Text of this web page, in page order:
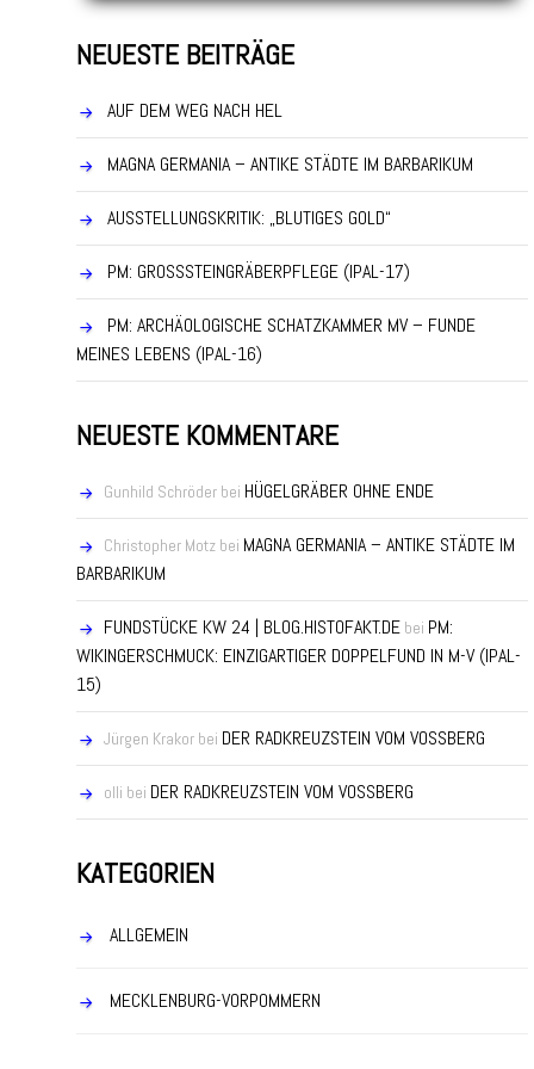
NEUESTE BEITRÄGE
AUF DEM WEG NACH HEL
MAGNA GERMANIA – ANTIKE STÄDTE IM BARBARIKUM
AUSSTELLUNGSKRITIK: „BLUTIGES GOLD“
PM: GROSSSTEINGRÄBERPFLEGE (IPAL-17)
PM: ARCHÄOLOGISCHE SCHATZKAMMER MV – FUNDE
MEINES LEBENS (IPAL-16)
NEUESTE KOMMENTARE
Gunhild Schröder bei HÜGELGRÄBER OHNE ENDE
Christopher Motz bei MAGNA GERMANIA – ANTIKE STÄDTE IM
BARBARIKUM
FUNDSTÜCKE KW 24 | BLOG.HISTOFAKT.DE bei PM:
WIKINGERSCHMUCK: EINZIGARTIGER DOPPELFUND IN M-V (IPAL-
15)
Jürgen Krakor bei DER RADKREUZSTEIN VOM VOSSBERG
olli bei DER RADKREUZSTEIN VOM VOSSBERG
KATEGORIEN
ALLGEMEIN
MECKLENBURG-VORPOMMERN